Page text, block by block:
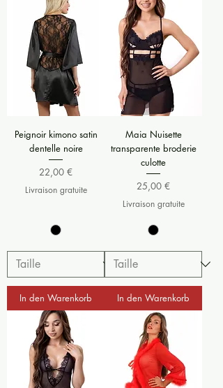
Peignoir kimono satin
dentelle noire
Preis
22,00 €
Livraison gratuite
In den Warenkorb
Maia Nuisette
transparente broderie
culotte
Preis
25,00 €
Livraison gratuite
In den Warenkorb